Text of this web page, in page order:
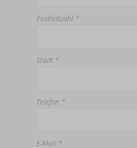
Postleitzahl *
Stadt *
Telefon *
E-Mail *